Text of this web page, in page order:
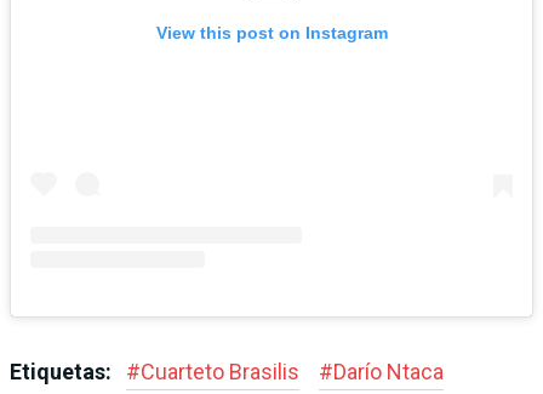
View this post on Instagram
Etiquetas: #Cuarteto Brasilis #Darío Ntaca